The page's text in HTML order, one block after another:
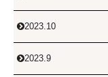
2023.10
2023.9